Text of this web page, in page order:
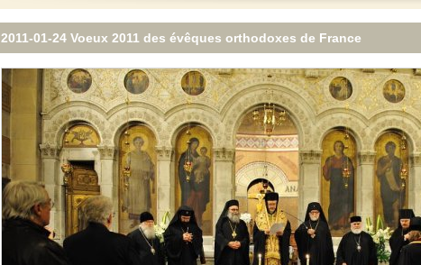
2011-01-24 Voeux 2011 des évêques orthodoxes de France